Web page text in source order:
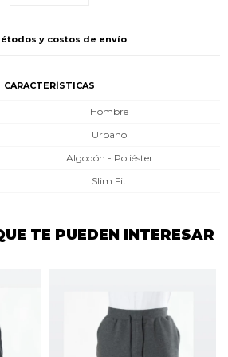
y costos de envío
CARACTERÍSTICAS
Hombre
Urbano
Algodón - Poliéster
Slim Fit
TE PUEDEN INTERESAR